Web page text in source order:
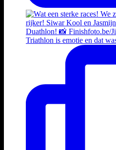
Triathlon is emotie en dat